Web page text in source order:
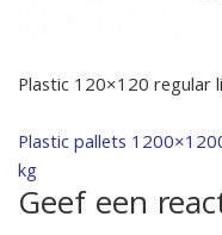
Plastic 120×120 regular
Bericht
navigatie
Plastic pallets
kg
Geef een